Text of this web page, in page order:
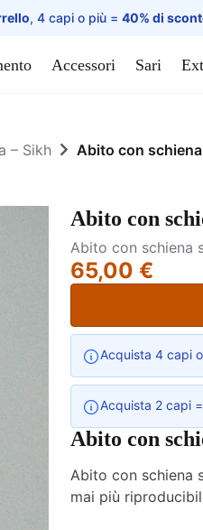
, 4 capi o più = 40% di
Accessori Sari
– Sikh Abito con
Abito con
Abito con schiena
65,00 €
Acquista 4 capi
Acquista 2 capi =
Abito con
Abito con schiena
mai più